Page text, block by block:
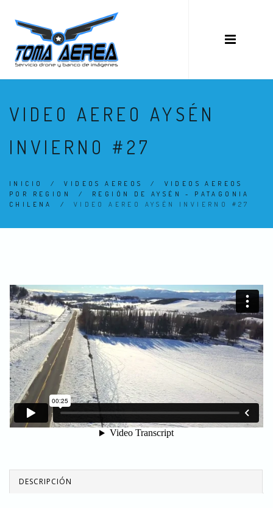
VIDEO AEREO AYSÉN
INVIERNO #27
INICIO /VIDEOS AEREOS / VIDEOS AEREOS
POR REGION
/ REGIÓN DE AYSÉN - PATAGONIA
CHILENA
/ VIDEO AEREO AYSÉN INVIERNO #27
DESCRIPCIÓN